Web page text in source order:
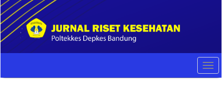
Quick
jump
to
page
content
Main